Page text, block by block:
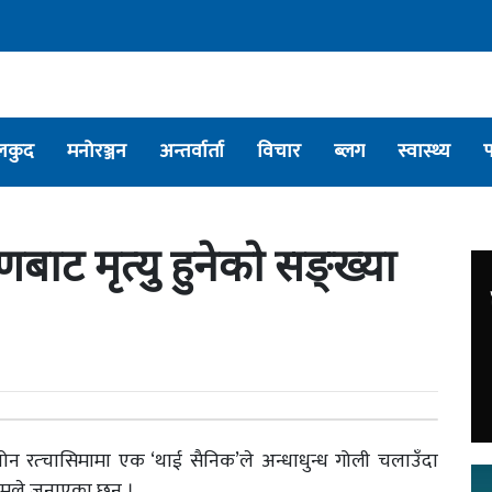
मनोरञ्जन अन्तर्वार्ता विचार ब्लग स्वास्थ्य
मृत्यु हुनेको सङ्ख्या
रत्चासिमामा एक ‘थाई सैनिक’ले अन्धाधुन्ध गोली चलाउँदा